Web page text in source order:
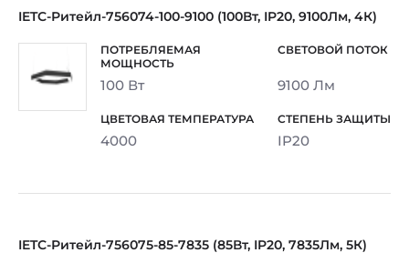
IETC-Ритейл-756074-100-9100 (100Вт, IP20, 9100Лм, 4К)
100 Вт 9100 Лм
4000 IP20
IETC-Ритейл-756075-85-7835 (85Вт, IP20, 7835Лм, 5К)